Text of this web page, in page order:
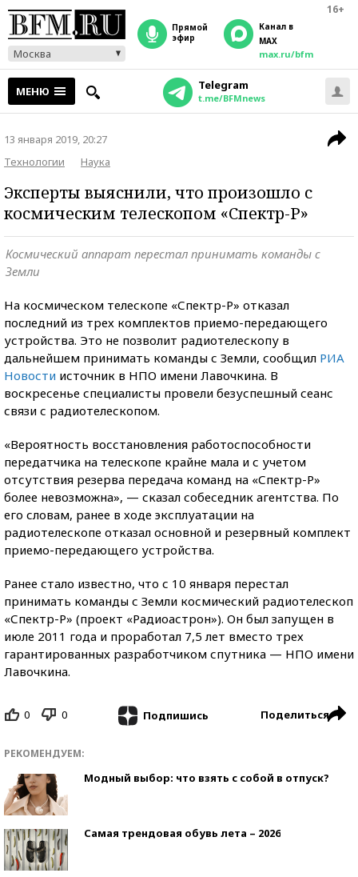
16+
Москва
прямой
эфир
Канал в
MAX
max.ru/bfm
МЕНЮ Telegram
t.me/BFMnews
13 января 2019, 20:27
Технологии
Наука
Эксперты выяснили, что произошло с
космическим телескопом «Спектр-Р»
Космический аппарат перестал принимать команды с
Земли
На космическом телескопе «Спектр-Р» отказал
последний из трех комплектов приемо-передающего
устройства. Это не позволит радиотелескопу в
дальнейшем принимать команды с Земли, сообщил РИА
Новости источник в НПО имени Лавочкина. В
воскресенье специалисты провели безуспешный сеанс
связи с радиотелескопом.
«Вероятность восстановления работоспособности
передатчика на телескопе крайне мала и с учетом
отсутствия резерва передача команд на «Спектр-Р»
более невозможна», — сказал собеседник агентства. По
его словам, ранее в ходе эксплуатации на
радиотелескопе отказал основной и резервный комплект
приемо-передающего устройства.
Ранее стало известно, что с 10 января перестал
принимать команды с Земли космический радиотелескоп
«Спектр-Р» (проект «Радиоастрон»). Он был запущен в
июле 2011 года и проработал 7,5 лет вместо трех
гарантированных разработчиком спутника — НПО имени
Лавочкина.
0 0 Подпишись Поделиться
РЕКОМЕНДУЕМ:
Модный выбор: что взять с собой в отпуск?
Самая трендовая обувь лета – 2026